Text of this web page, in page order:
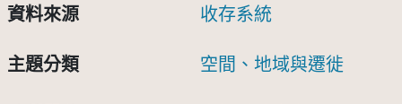
資料來源 收存系統
主題分類 空間、地域與遷徙